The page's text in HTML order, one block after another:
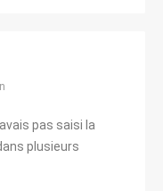
pas saisi la
plusieurs